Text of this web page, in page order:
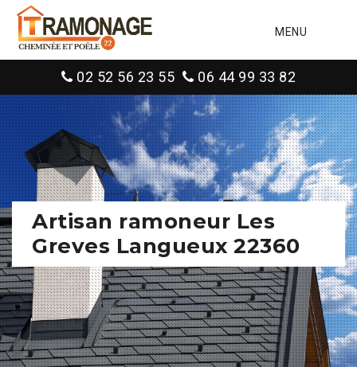
MENU
02 52 56 23 55 06 44 99 33 82
Artisan ramoneur Les
Greves Langueux 22360